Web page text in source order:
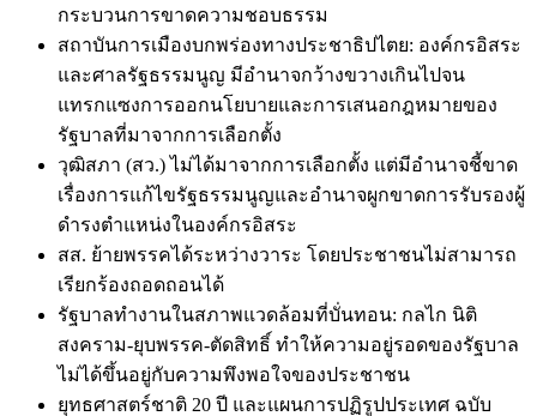
กระบวนการขาดความชอบธรรม
สถาบันการเมืองบกพร่องทางประชาธิปไตย: องค์กรอิสระ
และศาลรัฐธรรมนูญ มีอำนาจกว้างขวางเกินไปจน
แทรกแซงการออกนโยบายและการเสนอกฎหมายของ
รัฐบาลที่มาจากการเลือกตั้ง
วุฒิสภา (สว.) ไม่ได้มาจากการเลือกตั้ง แต่มีอำนาจชี้ขาด
เรื่องการแก้ไขรัฐธรรมนูญและอำนาจผูกขาดการรับรองผู้
ดำรงตำแหน่งในองค์กรอิสระ
สส. ย้ายพรรคได้ระหว่างวาระ โดยประชาชนไม่สามารถ
เรียกร้องถอดถอนได้
รัฐบาลทำงานในสภาพแวดล้อมที่บั่นทอน: กลไก นิติ
สงคราม-ยุบพรรค-ตัดสิทธิ์ ทำให้ความอยู่รอดของรัฐบาล
ไม่ได้ขึ้นอยู่กับความพึงพอใจของประชาชน
ยุทธศาสตร์ชาติ 20 ปี และแผนการปฏิรูปประเทศ ฉบับ